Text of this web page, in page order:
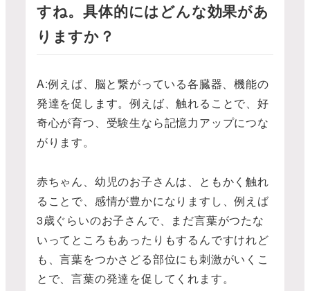
すね。具体的にはどんな効果があ
りますか？
A:例えば、脳と繋がっている各臓器、機能の
発達を促します。例えば、触れることで、好
奇心が育つ、受験生なら記憶力アップにつな
がります。
赤ちゃん、幼児のお子さんは、ともかく触れ
ることで、感情が豊かになりますし、例えば
3歳ぐらいのお子さんで、まだ言葉がつたな
いってところもあったりもするんですけれど
も、言葉をつかさどる部位にも刺激がいくこ
とで、言葉の発達を促してくれます。